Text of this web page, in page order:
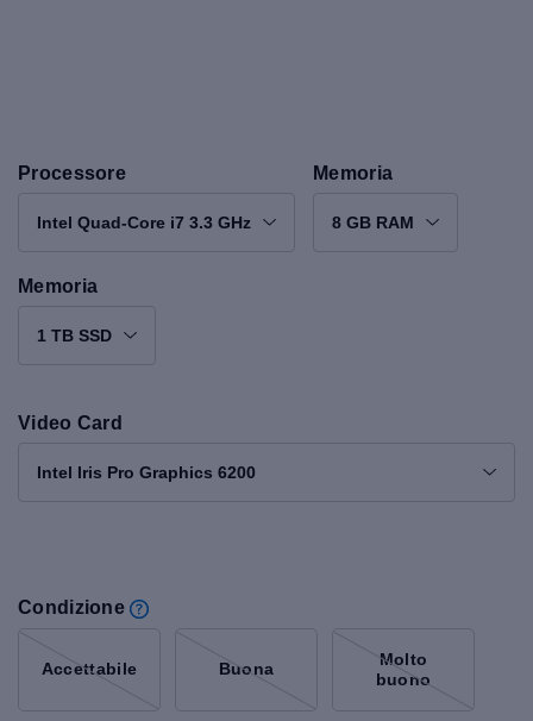
Processore
Intel Quad-Core i7 3.3 GHz
Memoria
8 GB RAM
Memoria
1 TB SSD
Video Card
Intel Iris Pro Graphics 6200
Condizione
Accettabile Buona
Molto
buono